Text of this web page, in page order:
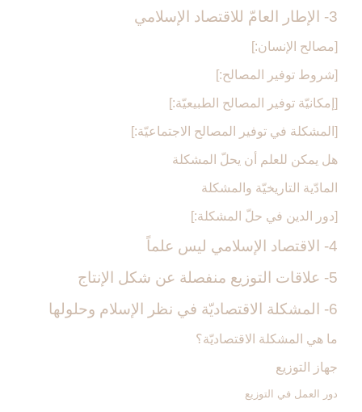
3- الإطار العامّ للاقتصاد الإسلامي‏
[مصالح الإنسان:]
[شروط توفير المصالح:]
[إمكانيّة توفير المصالح الطبيعيّة:]
[المشكلة في توفير المصالح الاجتماعيّة:]
هل يمكن للعلم أن يحلّ المشكلة
المادّية التاريخيّة والمشكلة
[دور الدين في حلّ المشكلة:]
4- الاقتصاد الإسلامي ليس علماً
5- علاقات التوزيع منفصلة عن شكل الإنتاج‏
6- المشكلة الاقتصاديّة في نظر الإسلام وحلولها
ما هي المشكلة الاقتصاديّة؟
جهاز التوزيع‏
دور العمل في التوزيع